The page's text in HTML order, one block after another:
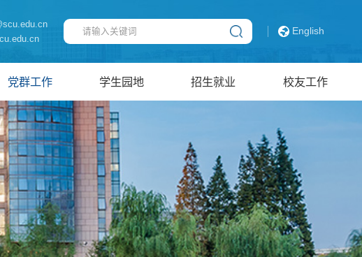
English
党群工作 学生园地 招生就业 校友工作